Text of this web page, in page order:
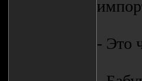
- Это